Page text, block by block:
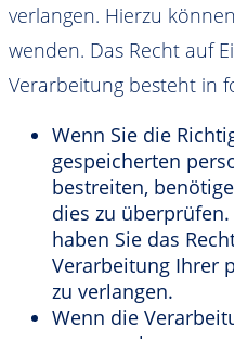
verlangen. Hierzu
wenden. Das Recht auf
Verarbeitung besteht in
Wenn Sie die
gespeicherten
bestreiten,
dies zu
haben Sie das
Verarbeitung Ihrer
zu verlangen.
Wenn die